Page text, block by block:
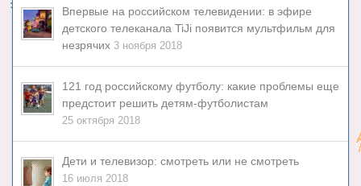
Впервые на российском телевидении: в эфире
детского телеканала TiJi появится мультфильм для
незрячих 3 ноября 2018
121 год российскому футболу: какие проблемы еще
предстоит решить детям-футболистам
25 октября 2018
Дети и телевизор: смотреть или не смотреть
16 июля 2018